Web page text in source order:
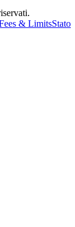
& LimitsStato